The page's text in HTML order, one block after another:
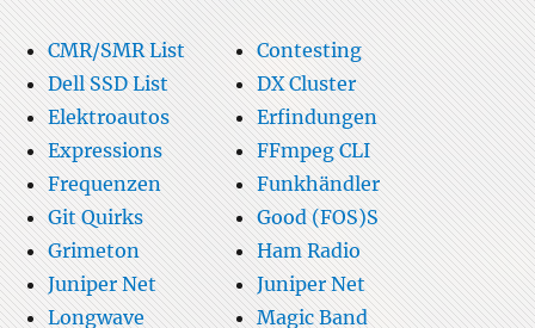
CMR/SMR List
Contesting
Dell SSD List
DX Cluster
Elektroautos
Erfindungen
Expressions
FFmpeg CLI
Frequenzen
Funkhändler
Git Quirks
Good (FOS)S
Grimeton
Ham Radio
Juniper Net
Juniper Net
Longwave
Magic Band